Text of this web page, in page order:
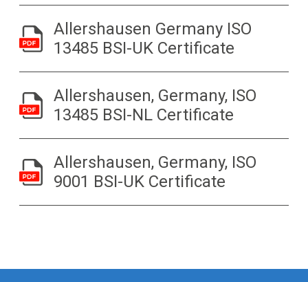
Allershausen Germany ISO
13485 BSI-UK Certificate
Allershausen, Germany, ISO
13485 BSI-NL Certificate
Allershausen, Germany, ISO
9001 BSI-UK Certificate